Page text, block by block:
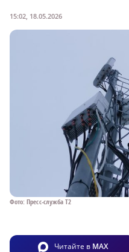
15:02, 18.05.2026
Фото: Пресс-служба T2
Читайте в MAX